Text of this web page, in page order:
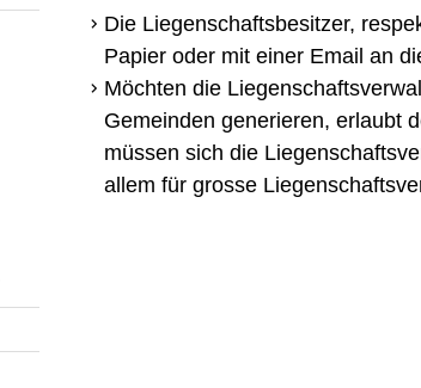
Die Liegenschaftsbesitzer,
Papier oder mit einer Email an
Möchten die
Gemeinden generieren, erlaubt
müssen sich die
allem für grosse